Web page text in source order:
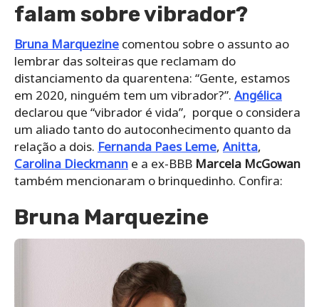
falam sobre vibrador?
Bruna Marquezine comentou sobre o assunto ao
lembrar das solteiras que reclamam do
distanciamento da quarentena: “Gente, estamos
em 2020, ninguém tem um vibrador?”. Angélica
declarou que “vibrador é vida”, porque o considera
um aliado tanto do autoconhecimento quanto da
relação a dois. Fernanda Paes Leme, Anitta,
Carolina Dieckmann e a ex-BBB Marcela McGowan
também mencionaram o brinquedinho. Confira:
Bruna Marquezine